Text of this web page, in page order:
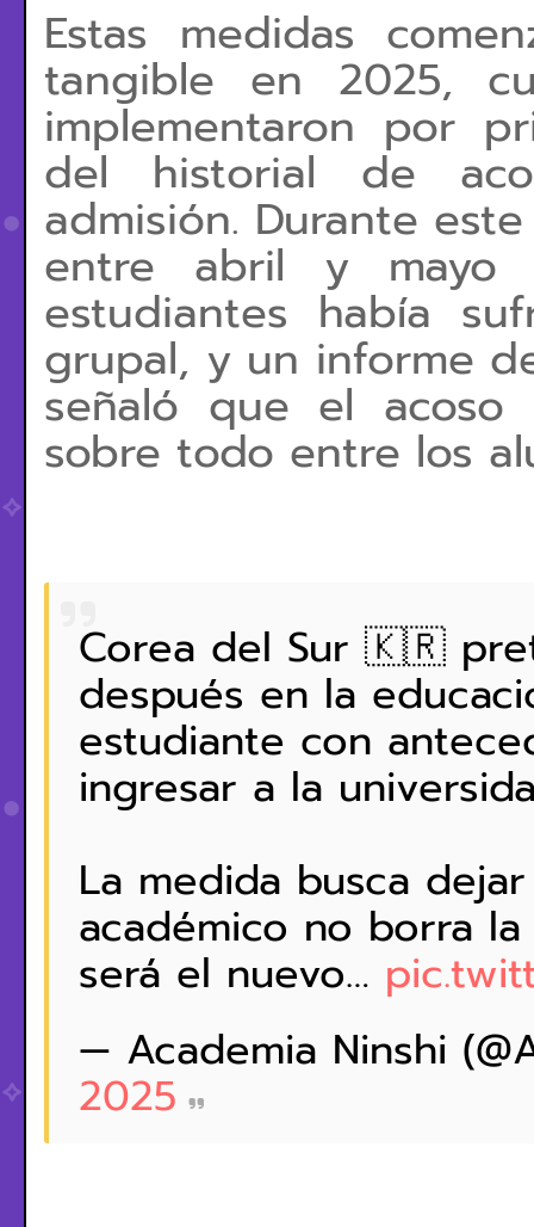
Estas medidas
tangible en 2025,
implementaron por
del historial de
admisión. Durante
entre abril y mayo
estudiantes había
grupal, y un informe
señaló que el acoso
sobre todo entre los
Corea del Sur 🇰🇷
después en la
estudiante con
ingresar a la
La medida busca
académico no borra
será el nuevo…
— Academia Ninshi
2025